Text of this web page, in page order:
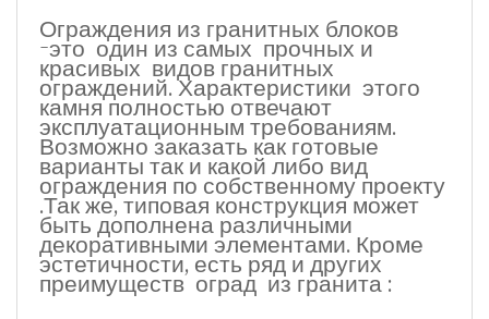
Ограждения из гранитных блоков
-это один из самых прочных и
красивых видов гранитных
ограждений. Характеристики этого
камня полностью отвечают
эксплуатационным требованиям.
Возможно заказать как готовые
варианты так и какой либо вид
ограждения по собственному проекту
.Так же, типовая конструкция может
быть дополнена различными
декоративными элементами. Кроме
эстетичности, есть ряд и других
преимуществ оград из гранита :